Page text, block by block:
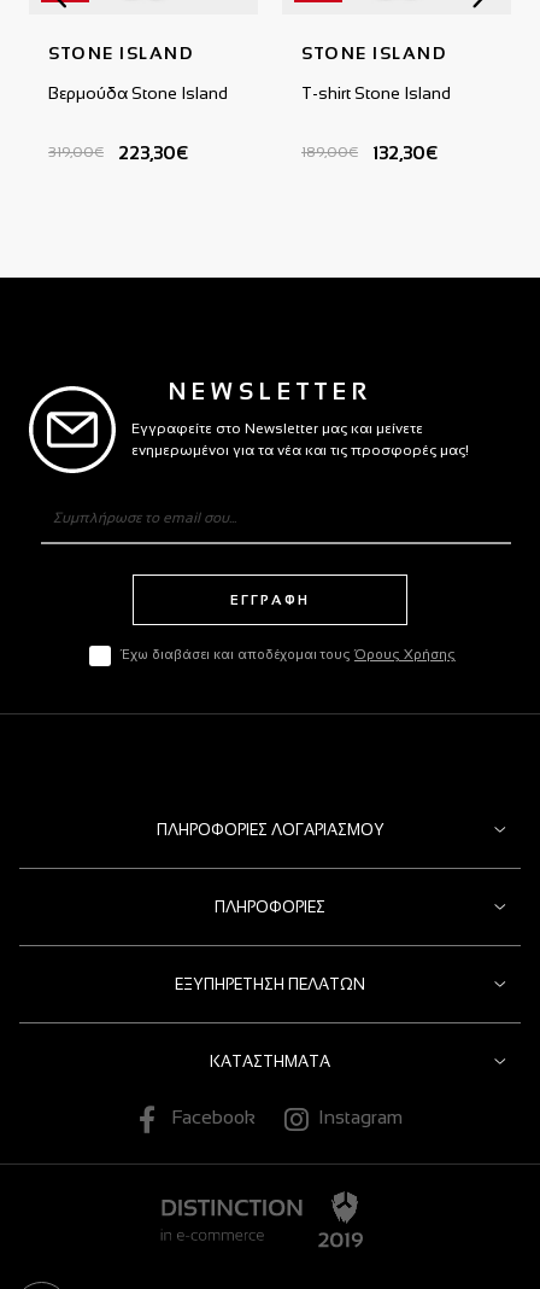
STONE ISLAND
Βερμούδα Stone Island
319,00€ 223,30€
STONE ISLAND
T-shirt Stone Island
189,00€ 132,30€
NEWSLETTER
Εγγραφείτε στο Newsletter μας και μείνετε
ενημερωμένοι για τα νέα και τις προσφορές μας!
ΕΓΓΡΑΦΗ
Έχω διαβάσει και αποδέχομαι τους Όρους Χρήσης
ΠΛΗΡΟΦΟΡΊΕΣ ΛΟΓΑΡΙΑΣΜΟΎ
ΠΛΗΡΟΦΟΡΊΕΣ
ΕΞΥΠΗΡΈΤΗΣΗ ΠΕΛΑΤΏΝ
ΚΑΤΑΣΤΉΜΑΤΑ
Facebook Instagram